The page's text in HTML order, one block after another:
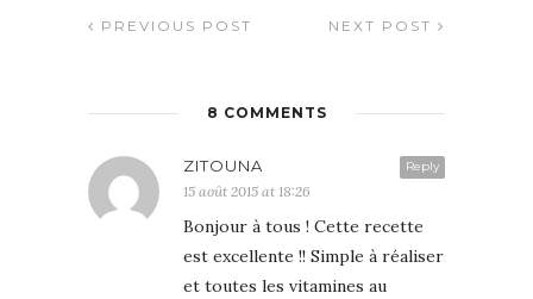
PREVIOUS POST NEXT POST
8 COMMENTS
Reply
ZITOUNA
15 août 2015 at 18:26
Bonjour à tous ! Cette recette
est excellente !! Simple à réaliser
et toutes les vitamines au